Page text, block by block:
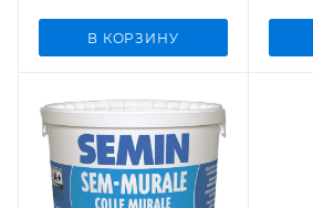
В КОРЗИНУ